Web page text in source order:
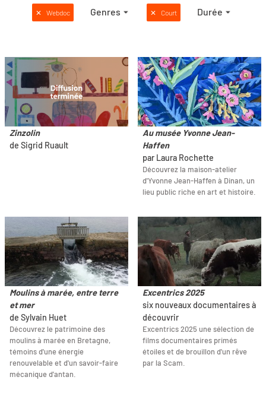
✕ Webdoc Genres ✕ Court Durée
Zinzolin
de Sigrid Ruault
Au musée Yvonne Jean-
Haffen
par Laura Rochette
Découvrez la maison-atelier
d'Yvonne Jean-Haffen à Dinan, un
lieu public riche en art et histoire.
Moulins à marée, entre terre
et mer
de Sylvain Huet
Découvrez le patrimoine des
moulins à marée en Bretagne,
témoins d'une énergie
renouvelable et d'un savoir-faire
mécanique d'antan.
Excentrics 2025
six nouveaux documentaires à
découvrir
Excentrics 2025 une sélection de
films documentaires primés
étoiles et de brouillon d'un rêve
par la Scam.